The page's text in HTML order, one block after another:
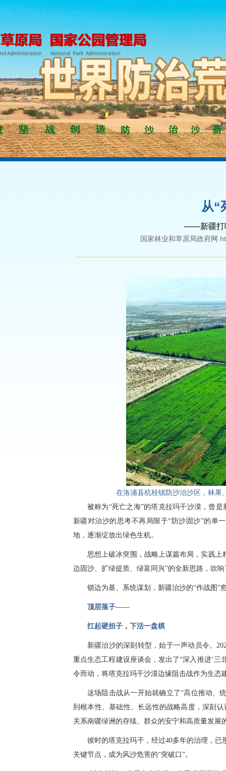
从“
——新疆打
国家林业和草原局政府网
在洛浦县杭桂镇防沙治沙区，林果
被称为“死亡之海”的塔克拉玛干沙漠，曾
新疆对治沙的思考不再局限于“防沙固沙”的单
地，逐渐绽放出绿色生机。
思想上破冰突围，战略上谋篇布局，实践
边固沙、扩绿提质、绿富同兴”的全新思路，吹
锁边为基、系统谋划，新疆治沙的“作战图”
顶层落子——
扛起硬担子，下活一盘棋
新疆治沙的深刻转型，始于一声动员令。
重点生态工程建设座谈会，发出了“深入推进‘三
令而动，将塔克拉玛干沙漠边缘阻击战作为生态
这场阻击战从一开始就确立了“高位推动、
到根本性、基础性、长远性的战略高度，深刻
关系南疆绿洲的存续、群众的安宁和高质量发展
彼时的塔克拉玛干，经过40多年的治理，
关键节点，成为风沙危害的“突破口”。